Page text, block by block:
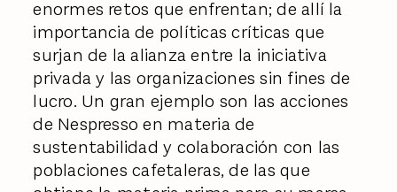
enormes retos que enfrentan; de allí la
importancia de políticas críticas que
surjan de la alianza entre la iniciativa
privada y las organizaciones sin fines de
lucro. Un gran ejemplo son las acciones
de Nespresso en materia de
sustentabilidad y colaboración con las
poblaciones cafetaleras, de las que